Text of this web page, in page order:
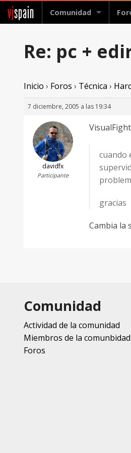
vjspain Comunidad
Re: pc +
Inicio › Foros › Técnica ›
7 diciembre, 2005 a las 19:34
davidfx
Participante
cuando
gracias
Cambia la
Comunidad
Actividad de la comunidad
Miembros de la comunbidad
Foros